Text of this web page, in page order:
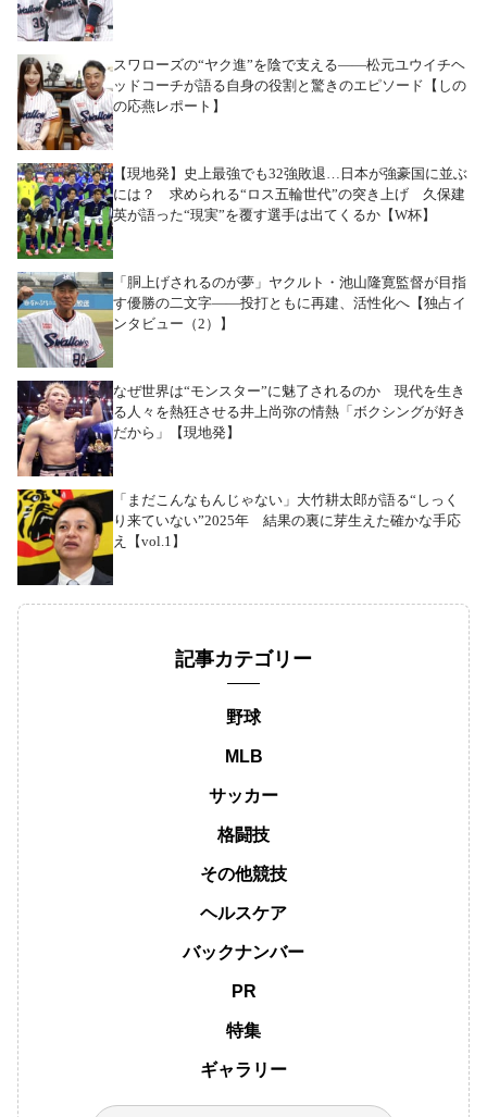
スワローズの“ヤク進”を陰で支える――松元ユウイチヘ
ッドコーチが語る自身の役割と驚きのエピソード【しの
の応燕レポート】
【現地発】史上最強でも32強敗退…日本が強豪国に並ぶ
には？ 求められる“ロス五輪世代”の突き上げ 久保建
英が語った“現実”を覆す選手は出てくるか【W杯】
「胴上げされるのが夢」ヤクルト・池山隆寛監督が目指
す優勝の二文字――投打ともに再建、活性化へ【独占イ
ンタビュー（2）】
なぜ世界は“モンスター”に魅了されるのか 現代を生き
る人々を熱狂させる井上尚弥の情熱「ボクシングが好き
だから」【現地発】
「まだこんなもんじゃない」大竹耕太郎が語る“しっく
り来ていない”2025年 結果の裏に芽生えた確かな手応
え【vol.1】
記事カテゴリー
野球
MLB
サッカー
格闘技
その他競技
ヘルスケア
バックナンバー
PR
特集
ギャラリー